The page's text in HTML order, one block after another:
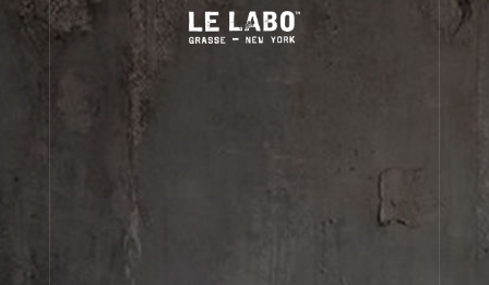
"La référence sur l'odorat la plus célèbre
appartient à Marcel Proust et sa ""Madeleine"
Choisissez votre fragrance